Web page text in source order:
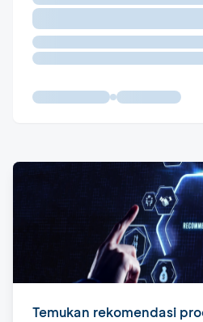
Temukan rekomendasi